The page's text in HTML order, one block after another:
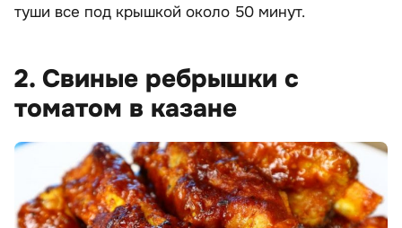
туши все под крышкой около 50 минут.
2. Свиные ребрышки с
томатом в казане